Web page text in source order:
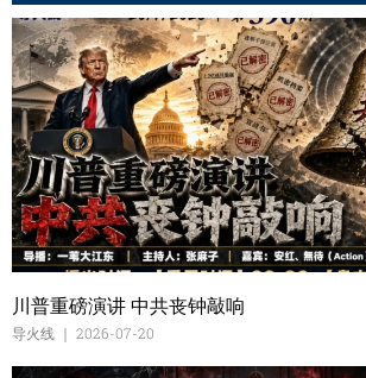
川普重磅演讲 中共丧钟敲响
导火线 2026-07-20